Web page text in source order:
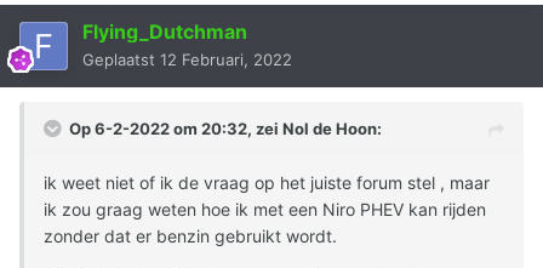
Flying_Dutchman
Geplaatst 12 Februari, 2022
Op 6-2-2022 om 20:32, zei Nol de Hoon:
ik weet niet of ik de vraag op het juiste forum stel , maar
ik zou graag weten hoe ik met een Niro PHEV kan rijden
zonder dat er benzin gebruikt wordt.